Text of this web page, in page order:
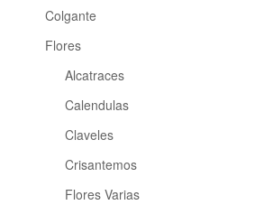
Colgante
Flores
Alcatraces
Calendulas
Claveles
Crisantemos
Flores Varias